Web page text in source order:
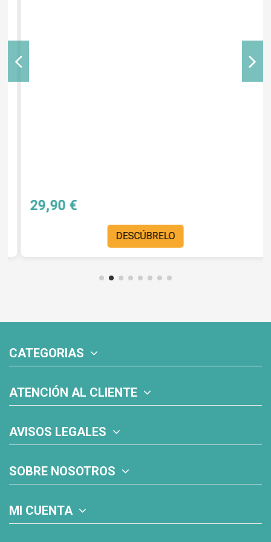
29,90 €
DESCÚBRELO
CATEGORIAS
ATENCIÓN AL CLIENTE
AVISOS LEGALES
SOBRE NOSOTROS
MI CUENTA